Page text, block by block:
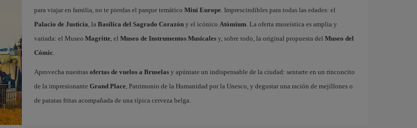
para viajar en familia, no te pierdas el parque temático Mini Europe. Imprescindibles para todas las edades: el
Palacio de Justicia, la Basílica del Sagrado Corazóny el icónico Atómium. La oferta museística es amplia y
variada: el Museo Magritte, el Museo de Instrumentos Musicalesy, sobre todo, la original propuesta del Museo del
Cómic.
Aprovecha nuestras ofertas de vuelos a Bruselasy apúntate un indispensable de la ciudad: sentarte en un rinconcito
de la impresionante Grand Place, Patrimonio de la Humanidad por la Unesco, y degustar una ración de mejillones o
de patatas fritas acompañada de una típica cerveza belga.